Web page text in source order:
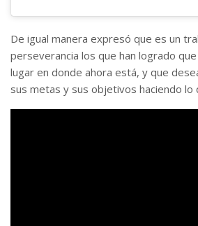
De igual manera expresó que es un
perseverancia los que han logrado
lugar en donde ahora está, y que
sus metas y sus objetivos haciendo lo